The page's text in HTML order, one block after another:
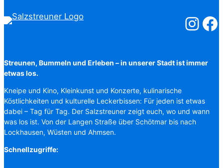
Streunen, Bummeln und Erleben – in unserer Stadt ist immer
etwas los.
Kneipe und Kino, Kleinkunst und Konzerte, kulinarische
Köstlichkeiten und kulturelle Leckerbissen: Für jeden ist etwas
dabei – Tag für Tag. Der Salzstreuner zeigt euch, wo und wann
was los ist. Von der Langen Straße über Schötmar bis nach
Lockhausen, Wüsten und Ahmsen.
Schnellzugriffe: